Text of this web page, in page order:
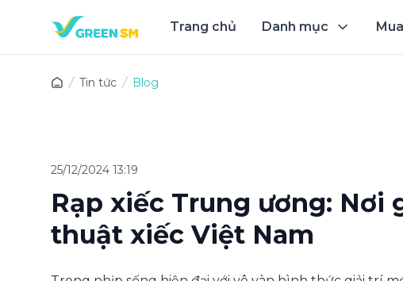
Trang chủ Danh mục
Tin tức Blog
25/12/2024 13:19
Rạp xiếc Trung ương:
thuật xiếc Việt Nam